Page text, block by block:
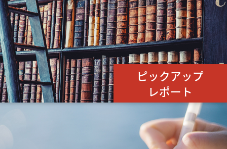
ピックアップ
レポート